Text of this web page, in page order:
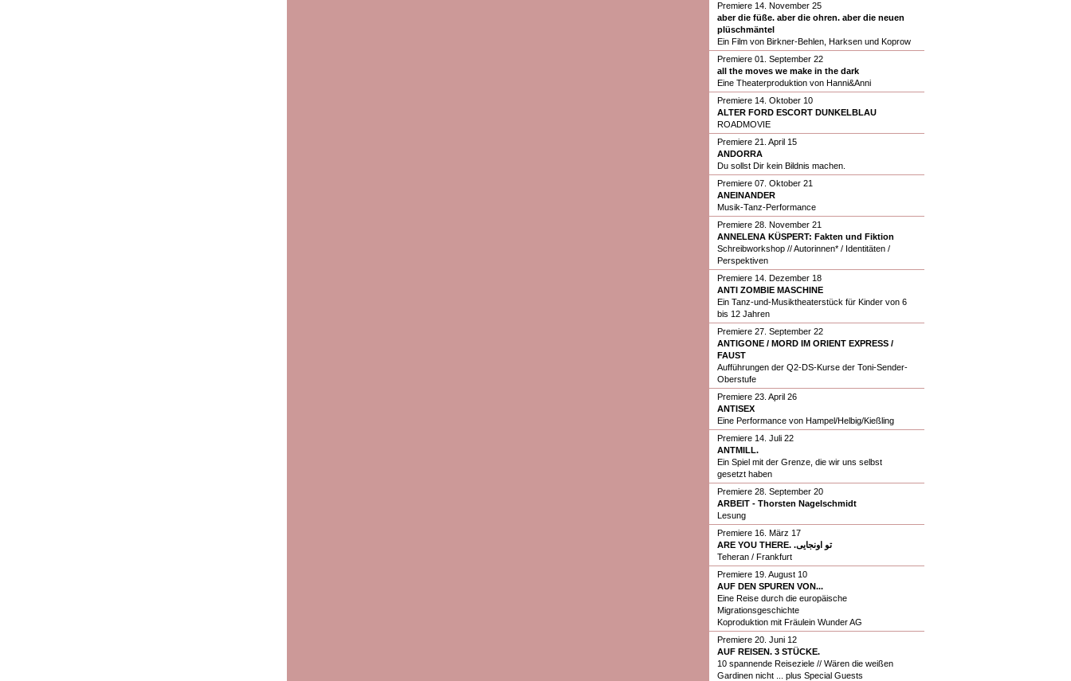
Premiere 14. November 25
aber die füße. aber die ohren. aber die neuen
plüschmäntel
Ein Film von Birkner-Behlen, Harksen und Koprow
Premiere 01. September 22
all the moves we make in the dark
Eine Theaterproduktion von Hanni&Anni
Premiere 14. Oktober 10
ALTER FORD ESCORT DUNKELBLAU
ROADMOVIE
Premiere 21. April 15
ANDORRA
Du sollst Dir kein Bildnis machen.
Premiere 07. Oktober 21
ANEINANDER
Musik-Tanz-Performance
Premiere 28. November 21
ANNELENA KÜSPERT: Fakten und Fiktion
Schreibworkshop // Autorinnen* / Identitäten /
Perspektiven
Premiere 14. Dezember 18
ANTI ZOMBIE MASCHINE
Ein Tanz-und-Musiktheaterstück für Kinder von 6
bis 12 Jahren
Premiere 27. September 22
ANTIGONE / MORD IM ORIENT EXPRESS /
FAUST
Aufführungen der Q2-DS-Kurse der Toni-Sender-
Oberstufe
Premiere 23. April 26
ANTISEX
Eine Performance von Hampel/Helbig/Kießling
Premiere 14. Juli 22
ANTMILL.
Ein Spiel mit der Grenze, die wir uns selbst
gesetzt haben
Premiere 28. September 20
ARBEIT - Thorsten Nagelschmidt
Lesung
Premiere 16. März 17
ARE YOU THERE. .تو اونجایی
Teheran / Frankfurt
Premiere 19. August 10
AUF DEN SPUREN VON...
Eine Reise durch die europäische
Migrationsgeschichte
Koproduktion mit Fräulein Wunder AG
Premiere 20. Juni 12
AUF REISEN. 3 STÜCKE.
10 spannende Reiseziele // Wären die weißen
Gardinen nicht ... plus Special Guests